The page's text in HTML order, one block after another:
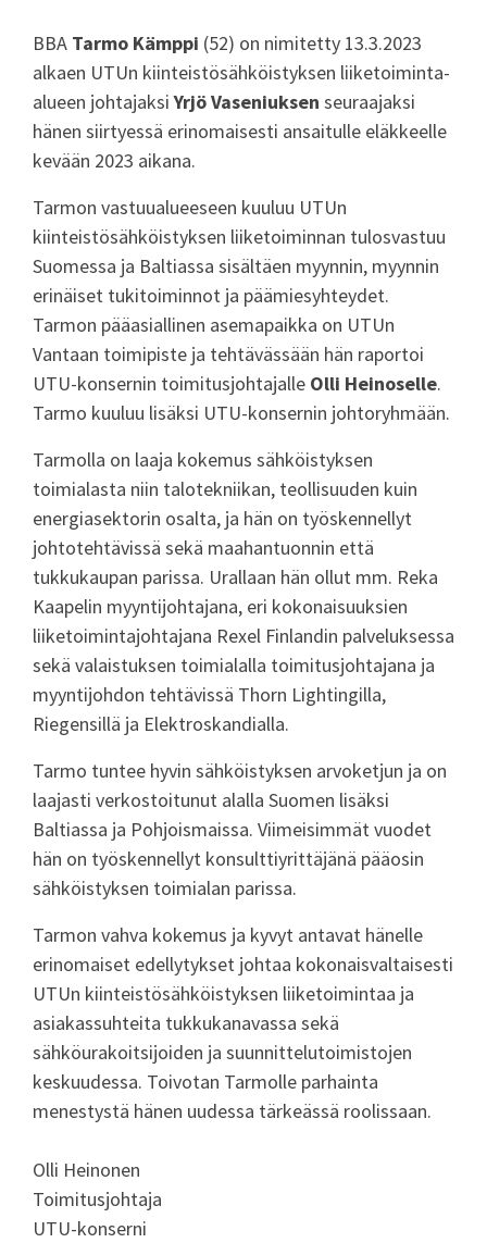
BBA Tarmo Kämppi (52) on nimitetty 13.3.2023
alkaen UTUn kiinteistösähköistyksen liiketoiminta-
alueen johtajaksiYrjö Vaseniuksen seuraajaksi
hänen siirtyessä erinomaisesti ansaitulle eläkkeelle
kevään 2023 aikana.
Tarmon vastuualueeseen kuuluu UTUn
kiinteistösähköistyksen liiketoiminnan tulosvastuu
Suomessa ja Baltiassa sisältäen myynnin, myynnin
erinäiset tukitoiminnot ja päämiesyhteydet.
Tarmon pääasiallinen asemapaikka on UTUn
Vantaan toimipiste ja tehtävässään hän raportoi
UTU-konsernin toimitusjohtajalle Olli Heinoselle.
Tarmo kuuluu lisäksi UTU-konsernin johtoryhmään.
Tarmolla on laaja kokemus sähköistyksen
toimialasta niin talotekniikan, teollisuuden kuin
energiasektorin osalta, ja hän on työskennellyt
johtotehtävissä sekä maahantuonnin että
tukkukaupan parissa. Urallaan hän ollut mm. Reka
Kaapelin myyntijohtajana, eri kokonaisuuksien
liiketoimintajohtajana Rexel Finlandin palveluksessa
sekä valaistuksen toimialalla toimitusjohtajana ja
myyntijohdon tehtävissä Thorn Lightingilla,
Riegensillä ja Elektroskandialla.
Tarmo tuntee hyvin sähköistyksen arvoketjun ja on
laajasti verkostoitunut alalla Suomen lisäksi
Baltiassa ja Pohjoismaissa. Viimeisimmät vuodet
hän on työskennellyt konsulttiyrittäjänä pääosin
sähköistyksen toimialan parissa.
Tarmon vahva kokemus ja kyvyt antavat hänelle
erinomaiset edellytykset johtaa kokonaisvaltaisesti
UTUn kiinteistösähköistyksen liiketoimintaa ja
asiakassuhteita tukkukanavassa sekä
sähköurakoitsijoiden ja suunnittelutoimistojen
keskuudessa. Toivotan Tarmolle parhainta
menestystä hänen uudessa tärkeässä roolissaan.
Olli Heinonen
Toimitusjohtaja
UTU-konserni